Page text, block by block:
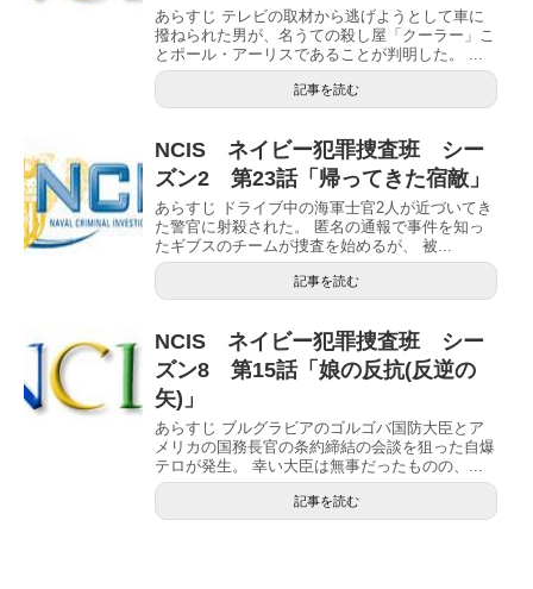
あらすじ テレビの取材から逃げようとして車に
撥ねられた男が、名うての殺し屋「クーラー」こ
とポール・アーリスであることが判明した。 ...
記事を読む
NCIS ネイビー犯罪捜査班 シー
ズン2 第23話「帰ってきた宿敵」
あらすじ ドライブ中の海軍士官2人が近づいてき
た警官に射殺された。 匿名の通報で事件を知っ
たギブスのチームが捜査を始めるが、 被...
記事を読む
NCIS ネイビー犯罪捜査班 シー
ズン8 第15話「娘の反抗(反逆の
矢)」
あらすじ ブルグラビアのゴルゴバ国防大臣とア
メリカの国務長官の条約締結の会談を狙った自爆
テロが発生。 幸い大臣は無事だったものの、...
記事を読む